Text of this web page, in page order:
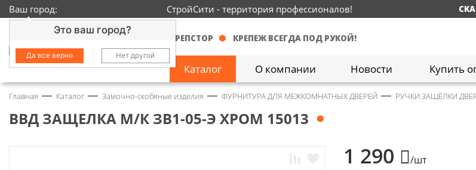
Ваш город:
Это ваш город?
Да все верно Нет другой
СтройСити - территория профессионалов!
КРЕПСТОР КРЕПЕЖ ВСЕГДА ПОД РУКОЙ!
Каталог О компании Новости Купить
Замочно-скобяные
изделия 1429
Главная Каталог Замочно-скобяные изделия ФУРНИТУРА ДЛЯ МЕЖКОМНАТНЫХ ДВЕРЕЙ РУЧКИ ЗАЩЁЛКИ
ВВД ЗАЩЕЛКА М/К ЗВ1-05-Э ХРОМ 15013
1 290 /шт